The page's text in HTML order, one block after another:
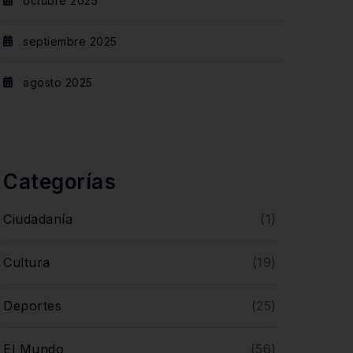
septiembre 2025
agosto 2025
Categorías
Ciudadanía (1)
Cultura (19)
Deportes (25)
El Mundo (56)